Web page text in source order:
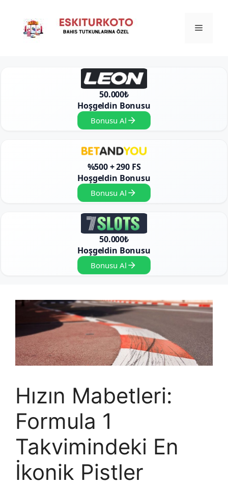
Menü
50.000₺
Hoşgeldin Bonusu
Bonusu Al
%500 + 290 FS
Hoşgeldin Bonusu
Bonusu Al
50.000₺
Hoşgeldin Bonusu
Bonusu Al
Hızın Mabetleri:
Formula 1
Takvimindeki En
İkonik Pistler